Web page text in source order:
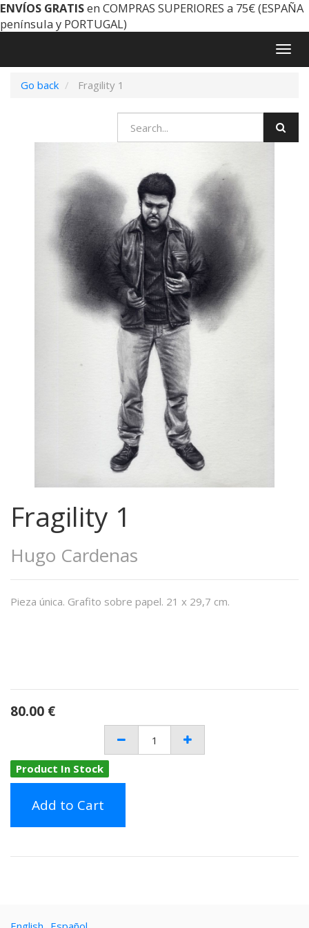
ENVÍOS GRATISen COMPRAS SUPERIORES a 75€ (ESPAÑA
península y PORTUGAL)
Go back
Fragility 1
Fragility 1
Hugo Cardenas
Pieza única. Grafito sobre papel. 21 x 29,7 cm.
80.00 €
Product In Stock
Add to Cart